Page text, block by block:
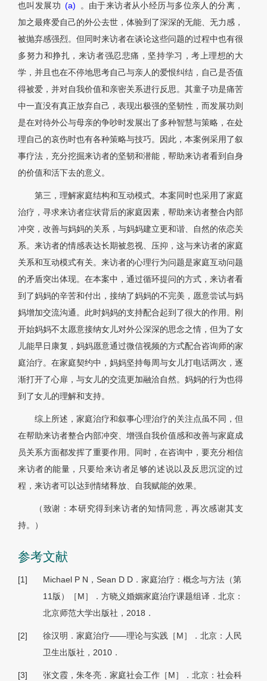
也叫发展功 (a)
。由于来访者从小经历与多位亲人的分离，
加之最疼爱自己的外公去世，体验到了深深的无能、无力感，
被抛弃感强烈。但同时来访者在谈论这些问题的过程中也有很
多努力和挣扎，来访者强忍悲痛，坚持学习，考上理想的大
学，并且也在不停地思考自己与亲人的爱恨纠结，自己是否值
得被爱，并对自我价值和亲密关系进行反思。其童子功是痛苦
中一直没有真正放弃自己，表现出极强的坚韧性，而发展功则
是在对待外公与母亲的争吵时发展出了多种智慧与策略，在处
理自己的哀伤时也有各种策略与技巧。因此，本案例采用了叙
事疗法，充分挖掘来访者的坚韧和潜能，帮助来访者看到自身
的价值和活下去的意义。
第三，理解家庭结构和互动模式。本案同时也采用了家庭
治疗，寻求来访者症状背后的家庭因素，帮助来访者整合内部
冲突，改善与妈妈的关系，与妈妈建立更和谐、自然的依恋关
系。来访者的情感表达长期被忽视、压抑，这与来访者的家庭
关系和互动模式有关。来访者的心理行为问题是家庭互动问题
的矛盾突出体现。在本案中，通过循环提问的方式，来访者看
到了妈妈的辛苦和付出，接纳了妈妈的不完美，愿意尝试与妈
妈增加交流沟通。此时妈妈的支持配合起到了很大的作用。刚
开始妈妈不太愿意接纳女儿对外公深深的思念之情，但为了女
儿能早日康复，妈妈愿意通过微信视频的方式配合咨询师的家
庭治疗。在家庭契约中，妈妈坚持每周与女儿打电话两次，逐
渐打开了心扉，与女儿的交流更加融洽自然。妈妈的行为也得
到了女儿的理解和支持。
综上所述，家庭治疗和叙事心理治疗的关注点虽不同，但
在帮助来访者整合内部冲突、增强自我价值感和改善与家庭成
员关系方面都发挥了重要作用。同时，在咨询中，要充分相信
来访者的能量，只要给来访者足够的述说以及反思沉淀的过
程，来访者可以达到情绪释放、自我赋能的效果。
（致谢：本研究得到来访者的知情同意，再次感谢其支
持。）
参考文献
[1]
Michael P N，Sean D D．家庭治疗：概念与方法（第
11版）［M］．方晓义婚姻家庭治疗课题组译．北京：
北京师范大学出版社，2018．
[2]
徐汉明．家庭治疗——理论与实践［M］．北京：人民
卫生出版社，2010．
[3]
张文霞，朱冬亮．家庭社会工作［M］．北京：社会科